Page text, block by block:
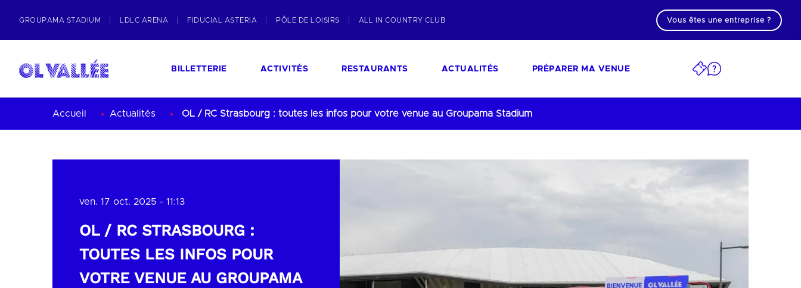
GROUPAMA STADIUM LDLC ARENA FIDUCIAL ASTERIA PÔLE DE LOISIRS ALL IN COUNTRY CLUB Vous êtes une entreprise ?
BILLETTERIE ACTIVITÉS RESTAURANTS ACTUALITÉS PRÉPARER MA VENUE
Accueil Actualités OL / RC Strasbourg : toutes les infos pour votre venue au Groupama Stadium
ven. 17 oct. 2025 - 11:13
OL / RC STRASBOURG :
TOUTES LES INFOS POUR
VOTRE VENUE AU GROUPAMA